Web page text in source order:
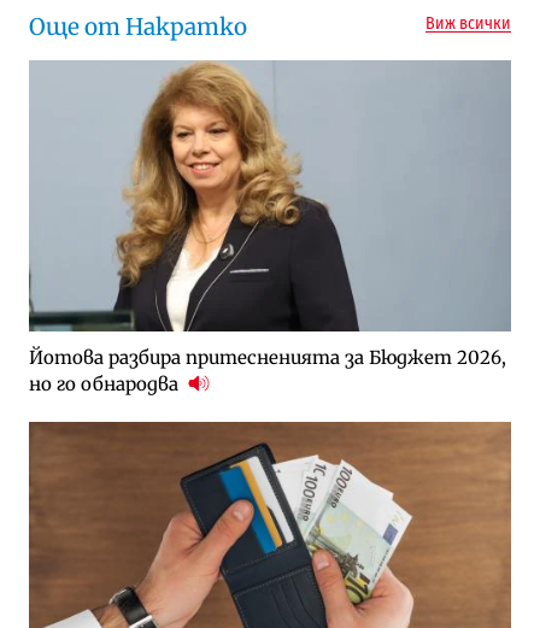
Още от Накратко Виж всички
Йотова разбира притесненията за Бюджет 2026,
но го обнародва